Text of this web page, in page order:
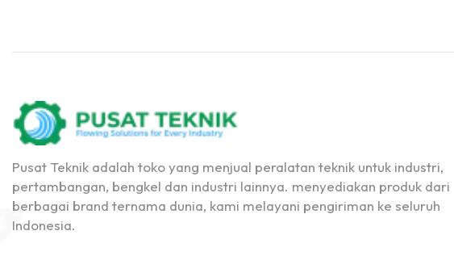
Pusat Teknik adalah toko yang menjual peralatan teknik untuk industri,
pertambangan, bengkel dan industri lainnya. menyediakan produk dari
berbagai brand ternama dunia, kami melayani pengiriman ke seluruh
Indonesia.